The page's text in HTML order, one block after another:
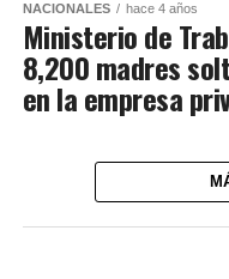
NACIONALES hace 4 años
Ministerio de
8,200 madres
en la empresa